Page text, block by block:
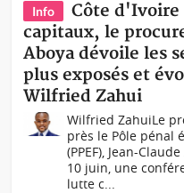
Info
Côte
capitaux, le
Aboya dévoile les
plus exposés et
Wilfried Zahui
Wilfried ZahuiLe
près le Pôle pénal
(PPEF), Jean-
10 juin, une
lutte c...